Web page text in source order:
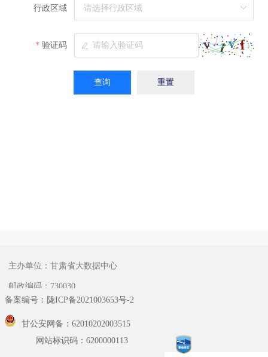
行政区域
验证码
查询 重置
主办单位：甘肃省大数据中心
邮政编码：730030
备案编号：陇ICP备2021003653号-2
甘公安网备：62010202003515
网站标识码：6200000113